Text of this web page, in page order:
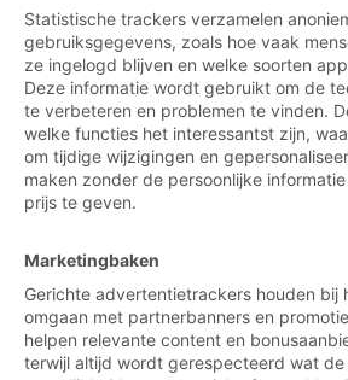
Statistische trackers verzamelen
gebruiksgegevens, zoals hoe vaak
ze ingelogd blijven en welke soorten
Deze informatie wordt gebruikt om de
te verbeteren en problemen te vinden.
welke functies het interessantst zijn,
om tijdige wijzigingen en
maken zonder de persoonlijke
prijs te geven.
Marketingbaken
Gerichte advertentietrackers houden bij
omgaan met partnerbanners en
helpen relevante content en
terwijl altijd wordt gerespecteerd wat